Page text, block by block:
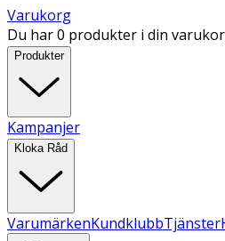
Varukorg
Du har 0 produkter i din
Produkter
Kampanjer
Kloka Råd
VarumärkenKundklubbTjänster